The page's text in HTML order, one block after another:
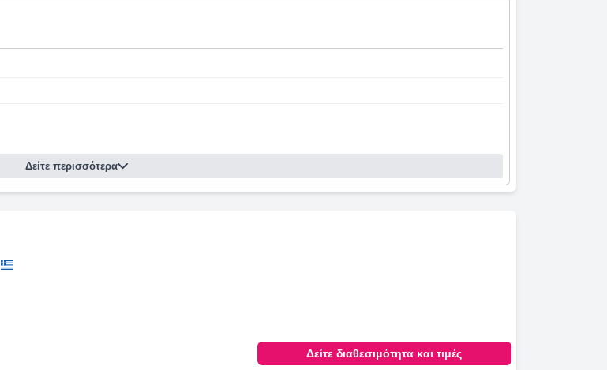
Δείτε περισσότερα
Δείτε διαθεσιμότητα και τιμές